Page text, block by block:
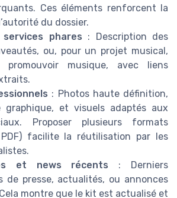
Ces éléments renforcent la
du dossier.
phares : Description des
ou, pour un projet musical,
musique, avec liens
: Photos haute définition,
graphique, et visuels adaptés aux
Proposer plusieurs formats
PDF) facilite la réutilisation par les
et news récents : Derniers
de presse, actualités, ou annonces
montre que le kit est actualisé et